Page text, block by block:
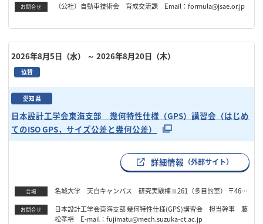
お問合せ （公社）自動車技術会 育成交流課 Email：formula@jsae.or.jp
2026年8月5日（水） ～ 2026年8月20日（木）
協賛
愛知県
日本設計工学会東海支部 幾何特性仕様（GPS）講習会（はじめ
てのISO GPS，サイズ公差と幾何公差）
詳細情報 （外部サイト）
会場
名城大学 天白キャンパス 研究実験棟Ⅱ261（多目的室） 〒468-
お問合せ
日本設計工学会東海支部 幾何特性仕様(GPS)講習会 担当幹事 藤
松孝裕 E-mail：fujimatu@mech.suzuka-ct.ac.jp